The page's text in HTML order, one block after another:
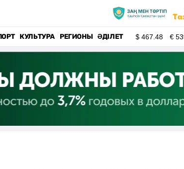
КУЛЬТУРА РЕГИОНЫ ӘДІЛЕТ $467.48 €